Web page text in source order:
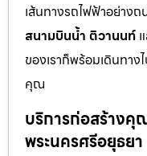
เส้นทางรถไฟฟ้าอย่างถ
สนามบินน้ำ ติวานนท์
ของเราก็พร้อมเดินทา
คุณ
บริการก่อสร้าง
พระนครศรีอยุธยา